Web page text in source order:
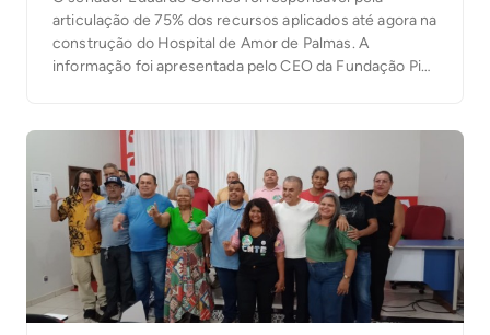
articulação de 75% dos recursos aplicados até agora na
construção do Hospital de Amor de Palmas. A
informação foi apresentada pelo CEO da Fundação Pio
e Maranhão, realizado neste sábado (8), na […]